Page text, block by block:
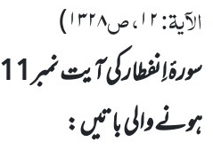
الآیۃ:۱۲، ص۱۳۲۸)
سورۂ اِنفطار کی آیت نمبر11
ہونے والی باتیں :